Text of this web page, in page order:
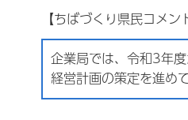
【ちばづくり県民コメン
企業局では、令和3年
経営計画の策定を進め